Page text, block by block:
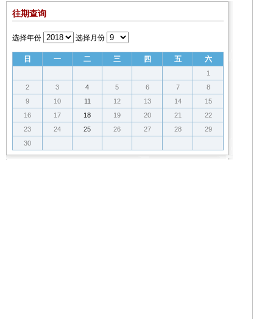
往期查询
选择年份 选择月份
日 一 二 三 四 五 六
1
2
3 4 5 6 7
8
9
10 11 12 13 14
15
16
17 18 19 20 21
22
23
24 25 26 27 28
29
30